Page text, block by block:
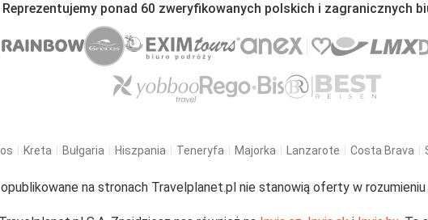
Reprezentujemy ponad 60 zweryfikowanych polskich i zagranicznych
Kreta Bułgaria Hiszpania Teneryfa Majorka Lanzarote Costa Brava
na stronach Travelplanet.pl nie stanowią oferty w